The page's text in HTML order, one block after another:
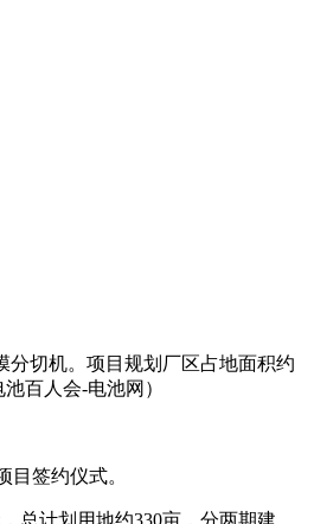
分切机。项目规划厂区占地面积约
百人会-电池网）
签约仪式。
总计划用地约330亩，分两期建